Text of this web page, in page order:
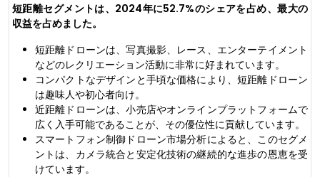
短距離セグメントは、2024年に52.7%のシェアを占め、最大の
収益を占めました。
短距離ドローンは、写真撮影、レース、エンターテイメント
などのレクリエーション活動に非​​常に好まれています。
コンパクトなデザインと手頃な価格により、短距離ドローン
は趣味人や初心者向け。
近距離ドローンは、小売店やオンラインプラットフォームで
広く入手可能であることが、その優位性に貢献しています。
スマートフォン制御ドローン市場分析によると、このセグメ
ントは、カメラ統合と安定化技術の継続的な進歩の恩恵を受
けています。